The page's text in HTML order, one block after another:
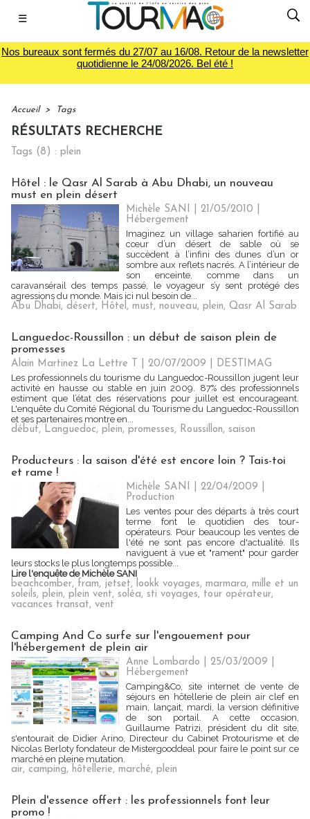
☰
Nos bureaux sont fermés du 27/07 au 16/08. Retour de la newsletter
quotidienne le 24/08/2026. Bel été !
Accueil > Tags
RÉSULTATS RECHERCHE
Tags (8) : plein
Hôtel : le Qasr Al Sarab à Abu Dhabi, un nouveau
must en plein désert
Michèle SANI | 21/05/2010
Hébergement
Imaginez un village saharien fortifié au
cœur d’un désert de sable où se
succèdent à l’infini des dunes d’un or
sombre aux reflets nacrés. A l’intérieur de
son enceinte, comme dans un
caravansérail des temps passé, le voyageur s’y sent protégé des
agressions du monde. Mais ici nul besoin de...
Abu Dhabi, désert, Hôtel, must, nouveau, plein, Qasr Al Sarab
Languedoc-Roussillon : un début de saison plein de
promesses
Alain Martinez La Lettre T | 20/07/2009
DESTIMAG
Les professionnels du tourisme du Languedoc-Roussillon jugent leur
activité en hausse ou stable en juin 2009. 87% des professionnels
estiment que l’état des réservations pour juillet est encourageant.
L'enquête du Comité Régional du Tourisme du Languedoc-Roussillon
et ses partenaires montre en...
début, Languedoc, plein, promesses, Roussillon, saison
Producteurs : la saison d'été est encore loin ? Tais-toi
et rame !
Michèle SANI | 22/04/2009
Production
Les ventes pour des départs à très court
terme font le quotidien des tour-
opérateurs. Pour beaucoup les ventes de
l'été ne sont pas encore d'actualité. Ils
naviguent à vue et "rament" pour garder
leurs stocks le plus longtemps possible...
Lire l'enquête de Michèle SANI
beachcomber, fram, jetset, lookk voyages, marmara, mille et un
soleils, plein, plein vent, soléa, sti voyages, tour opérateur,
vacances transat, vent
Camping And Co surfe sur l'engouement pour
l'hébergement de plein air
Anne Lombardo | 25/03/2009
Hébergement
Camping&Co, site internet de vente de
séjours en hôtellerie de plein air clef en
main, lançait, mardi, la version définitive
de son portail. A cette occasion,
Guillaume Patrizi, président du dit site,
s'entourait de Didier Arino, Directeur du Cabinet Protourisme et de
Nicolas Berloty fondateur de Mistergooddeal pour faire le point sur ce
marché en pleine mutation.
air, camping, hôtellerie, marché, plein
Plein d'essence offert : les professionnels font leur
promo !